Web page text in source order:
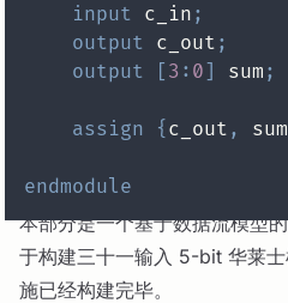
input c_in ;
output c_out ;
output
[ 3 : 0] sum ;
assign { c_out , sum
endmodule
本部分是一个基于数据流模型
于构建三十一输入 5-bit 华莱
施已经构建完毕。